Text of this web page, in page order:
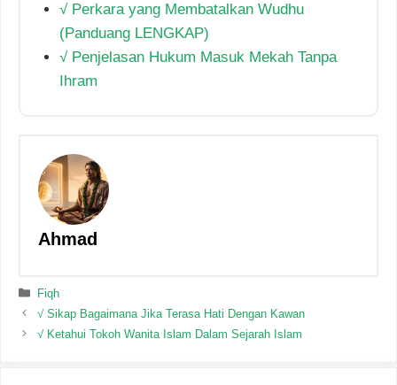
√ Perkara yang Membatalkan Wudhu
(Panduang LENGKAP)
√ Penjelasan Hukum Masuk Mekah Tanpa
Ihram
Ahmad
Categories
Fiqh
√ Sikap Bagaimana Jika Terasa Hati Dengan Kawan
√ Ketahui Tokoh Wanita Islam Dalam Sejarah Islam